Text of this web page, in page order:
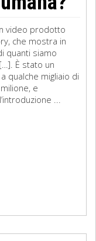
video prodotto
che mostra in
quanti siamo
È stato un
qualche migliaio di
e
...